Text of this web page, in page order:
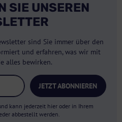
SIE UNSEREN
sind Sie immer über den
und erfahren, was wir mit
alles bewirken.
JETZT ABONNIEREN
kann jederzeit hier oder in Ihrem
abbestellt werden.